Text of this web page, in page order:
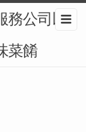
務公司以
菜餚